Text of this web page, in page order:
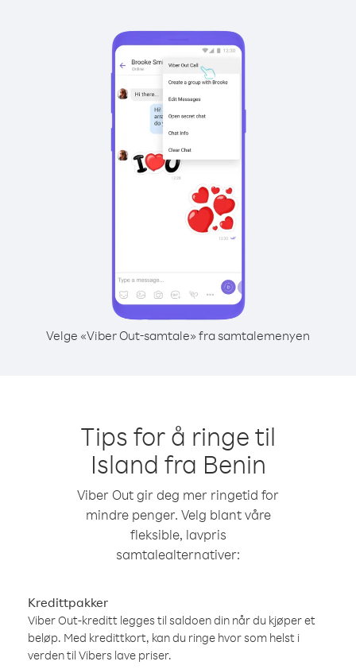
Velge «Viber Out-samtale» fra samtalemenyen
Tips for å ringe til
Island fra Benin
Viber Out gir deg mer ringetid for
mindre penger. Velg blant våre
fleksible, lavpris
samtalealternativer:
Kredittpakker
Viber Out-kreditt legges til saldoen din når du kjøper et
beløp. Med kredittkort, kan du ringe hvor som helst i
verden til Vibers lave priser.